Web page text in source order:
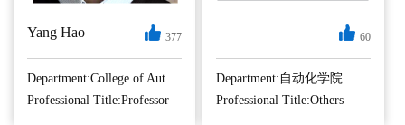
Hao Yang was born
the B.Sc. degree in
Yang Hao 377
Department:College of Automation Engineering
Professional Title:Professor
60
Department:自动化学院
Professional Title:Others